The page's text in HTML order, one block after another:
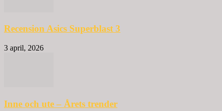
Recension Asics Superblast 3
3 april, 2026
Inne och ute – Årets trender